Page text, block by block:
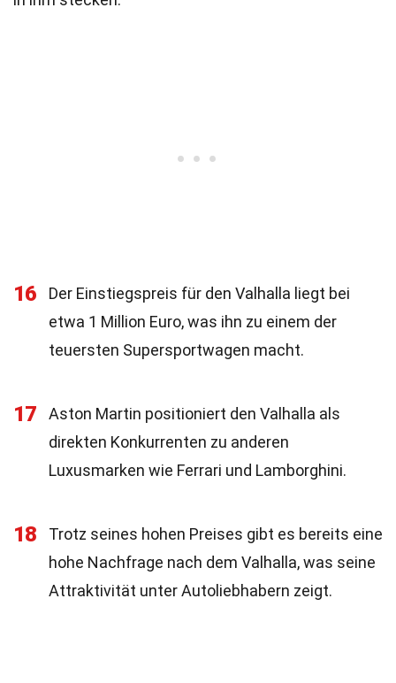
16
Der Einstiegspreis für den Valhalla liegt bei
etwa 1 Million Euro, was ihn zu einem der
teuersten Supersportwagen macht.
17
Aston Martin positioniert den Valhalla als
direkten Konkurrenten zu anderen
Luxusmarken wie Ferrari und Lamborghini.
18
Trotz seines hohen Preises gibt es bereits eine
hohe Nachfrage nach dem Valhalla, was seine
Attraktivität unter Autoliebhabern zeigt.